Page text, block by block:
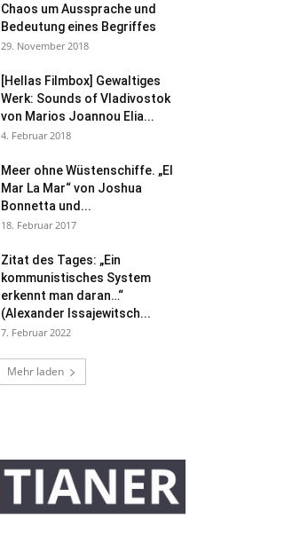
Chaos um Aussprache und
Bedeutung eines Begriffes
29. November 2018
[Hellas Filmbox] Gewaltiges
Werk: Sounds of Vladivostok
von Marios Joannou Elia...
4. Februar 2018
Meer ohne Wüstenschiffe. „El
Mar La Mar“ von Joshua
Bonnetta und...
18. Februar 2017
Zitat des Tages: „Ein
kommunistisches System
erkennt man daran…“
(Alexander Issajewitsch...
7. Februar 2022
Mehr laden